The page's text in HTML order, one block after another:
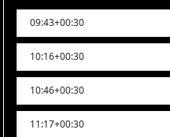
09:43+00:30
10:16+00:30
10:46+00:30
11:17+00:30